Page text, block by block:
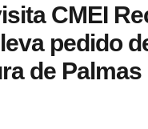
CMEI
pedido
de Palmas